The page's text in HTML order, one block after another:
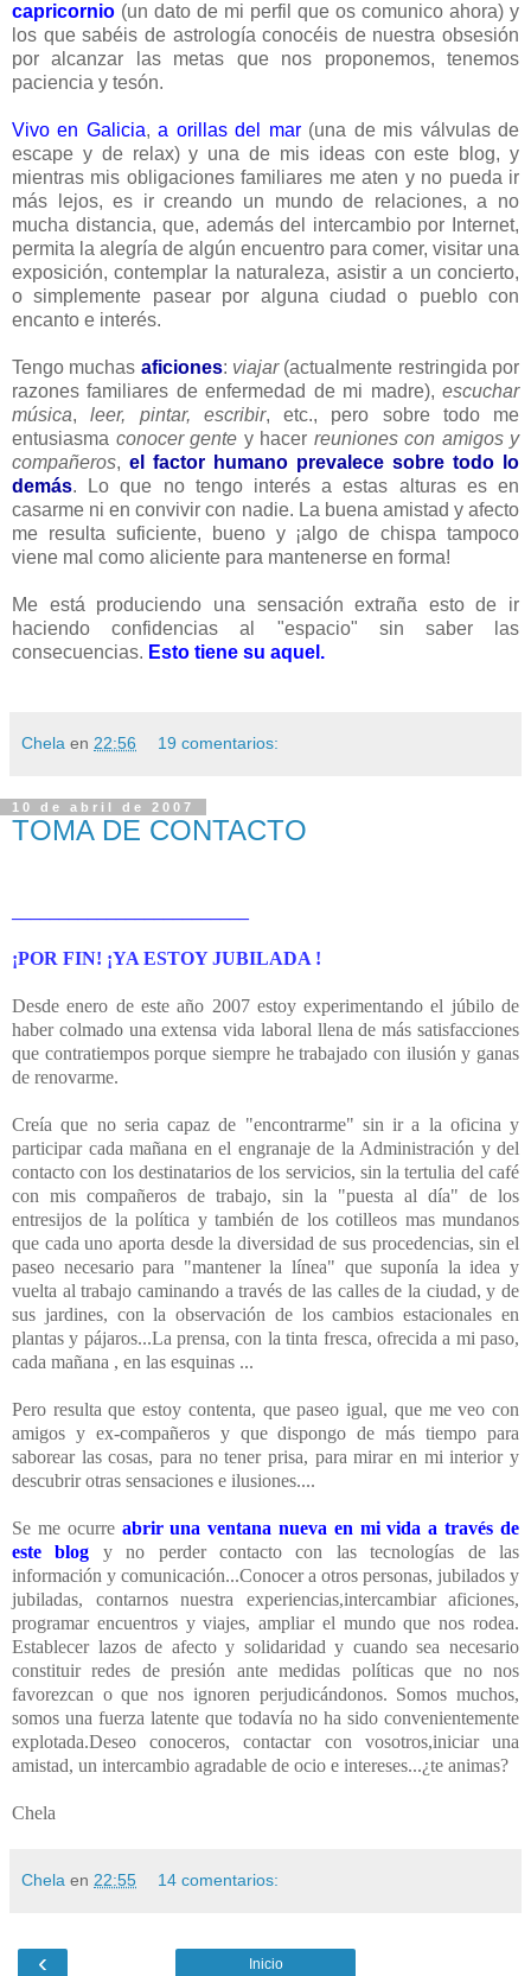
capricornio (un dato de mi perfil que os comunico ahora) y
los que sabéis de astrología conocéis de nuestra obsesión
por alcanzar las metas que nos proponemos, tenemos
paciencia y tesón.
Vivo en Galicia,a orillas del mar(una de mis válvulas de
escape y de relax) y una de mis ideas con este blog, y
mientras mis obligaciones familiares me aten y no pueda ir
más lejos, es ir creando un mundo de relaciones, a no
mucha distancia, que, además del intercambio por Internet,
permita la alegría de algún encuentro para comer, visitar una
exposición, contemplar la naturaleza, asistir a un concierto,
o simplemente pasear por alguna ciudad o pueblo con
encanto e interés.
Tengo muchas aficiones: viajar(actualmente restringida por
razones familiares de enfermedad de mi madre), escuchar
música,leer, pintar, escribir, etc., pero sobre todo me
entusiasma conocer gente y hacer reuniones con amigos y
compañeros, el factor humano prevalece sobre todo lo
demás. Lo que no tengo interés a estas alturas es en
casarme ni en convivir con nadie. La buena amistad y afecto
me resulta suficiente, bueno y ¡algo de chispa tampoco
viene mal como aliciente para mantenerse en forma!
Me está produciendo una sensación extraña esto de ir
haciendo confidencias al "espacio" sin saber las
consecuencias. Esto tiene su aquel.
Chela en 22:56 19 comentarios:
10 de abril de 2007
TOMA DE CONTACTO
¡POR FIN! ¡YA ESTOY JUBILADA !
Desde enero de este año 2007 estoy experimentando el júbilo de
haber colmado una extensa vida laboral llena de más satisfacciones
que contratiempos porque siempre he trabajado con ilusión y ganas
de renovarme.
Creía que no seria capaz de "encontrarme" sin ir a la oficina y
participar cada mañana en el engranaje de la Administración y del
contacto con los destinatarios de los servicios, sin la tertulia del café
con mis compañeros de trabajo, sin la "puesta al día" de los
entresijos de la política y también de los cotilleos mas mundanos
que cada uno aporta desde la diversidad de sus procedencias, sin el
paseo necesario para "mantener la línea" que suponía la idea y
vuelta al trabajo caminando a través de las calles de la ciudad, y de
sus jardines, con la observación de los cambios estacionales en
plantas y pájaros...La prensa, con la tinta fresca, ofrecida a mi paso,
cada mañana , en las esquinas ...
Pero resulta que estoy contenta, que paseo igual, que me veo con
amigos y ex-compañeros y que dispongo de más tiempo para
saborear las cosas, para no tener prisa, para mirar en mi interior y
descubrir otras sensaciones e ilusiones....
Se me ocurre abrir una ventana nueva en mi vida a través de
este blog y no perder contacto con las tecnologías de las
información y comunicación...Conocer a otros personas, jubilados y
jubiladas, contarnos nuestra experiencias,intercambiar aficiones,
programar encuentros y viajes, ampliar el mundo que nos rodea.
Establecer lazos de afecto y solidaridad y cuando sea necesario
constituir redes de presión ante medidas políticas que no nos
favorezcan o que nos ignoren perjudicándonos. Somos muchos,
somos una fuerza latente que todavía no ha sido convenientemente
explotada.Deseo conoceros, contactar con vosotros,iniciar una
amistad, un intercambio agradable de ocio e intereses...¿te animas?
Chela
Chela en 22:55 14 comentarios:
‹ Inicio